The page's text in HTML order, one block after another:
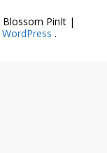
Blossom PinIt |
WordPress .